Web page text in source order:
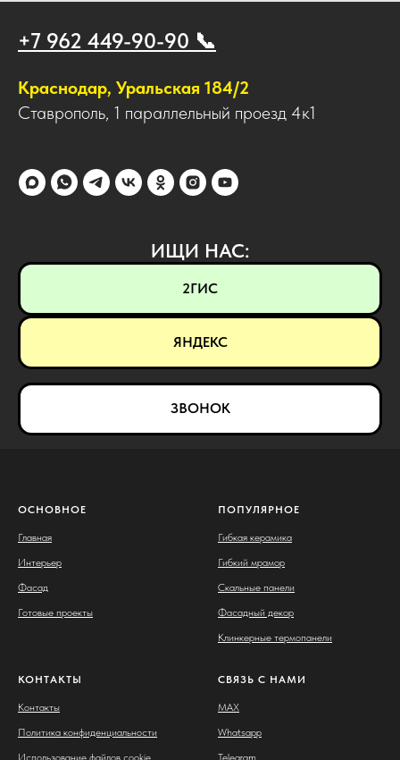
+7 962 449-90-90 📞
Краснодар, Уральская 184/2
Ставрополь, 1 параллельный проезд 4к1
ИЩИ НАС:
2ГИС
ЯНДЕКС
ЗВОНОК
ОСНОВНОЕ
Главная
Интерьер
Фасад
Готовые проекты
ПОПУЛЯРНОЕ
Гибкая керамика
Гибкий мрамор
Скальные панели
Фасадный декор
Клинкерные термопанели
КОНТАКТЫ
Контакты
Политика конфиденциальности
Использование файлов cookie
СВЯЗЬ С НАМИ
MAX
Whatsapp
Telegram